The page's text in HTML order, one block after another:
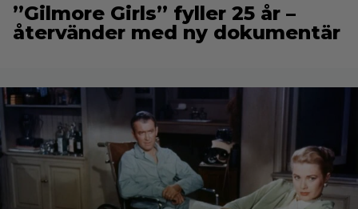
”Gilmore Girls” fyller 25 år –
återvänder med ny dokumentär